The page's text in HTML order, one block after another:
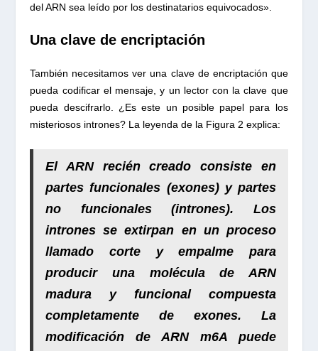
del ARN sea leído por los destinatarios equivocados».
Una clave de encriptación
También necesitamos ver una clave de encriptación que
pueda codificar el mensaje, y un lector con la clave que
pueda descifrarlo. ¿Es este un posible papel para los
misteriosos intrones? La leyenda de la Figura 2 explica:
El ARN recién creado consiste en
partes funcionales (exones) y partes
no funcionales(intrones). Los
intrones se extirpan en un proceso
llamado corte y empalme para
producir una molécula de ARN
madura y funcional compuesta
completamente de exones. La
modificación de ARN m6A puede